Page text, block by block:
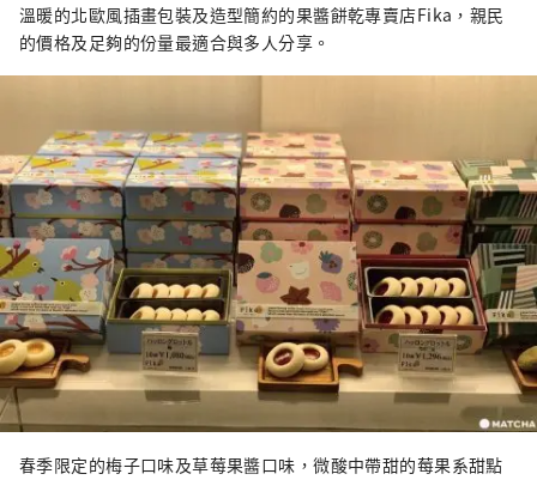
溫暖的北歐風插畫包裝及造型簡約的果醬餅乾專賣店Fika，親民
的價格及足夠的份量最適合與多人分享。
春季限定的梅子口味及草莓果醬口味，微酸中帶甜的莓果系甜點